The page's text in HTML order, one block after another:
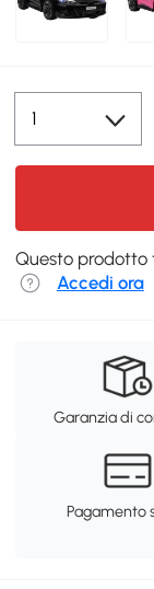
Questo prodotto
Accedi ora
Garanzia di
Pagamento